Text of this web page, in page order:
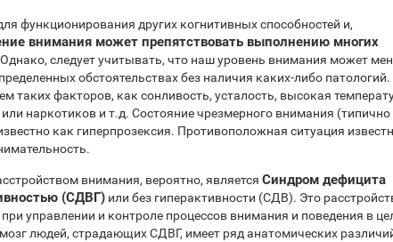
функционирования других когнитивных способностей и,
внимания может препятствовать выполнению многих
следует учитывать, что наш уровень внимания может
обстоятельствах без наличия каких-либо
таких факторов, как сонливость, усталость, высокая
наркотиков и т.д. Состояние чрезмерного внимания (типично
как гиперпрозексия. Противоположная ситуация
внимания, вероятно, является Синдром дефицита
(СДВГ) или без гиперактивности (СДВ). Это
управлении и контроле процессов внимания и поведения в
людей, страдающих СДВГ, имеет ряд анатомических